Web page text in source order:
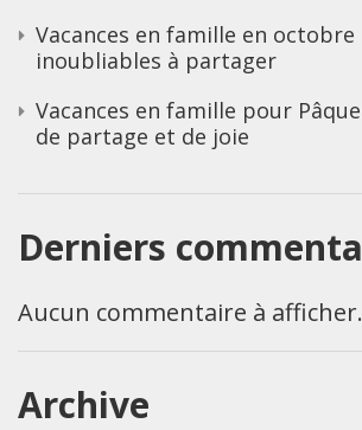
Vacances en famille en octobre
inoubliables à partager
Vacances en famille pour
de partage et de joie
Derniers
Aucun commentaire à afficher.
Archive